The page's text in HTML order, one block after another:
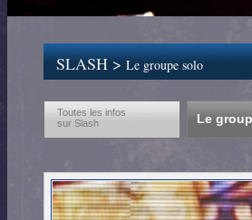
SLASH >Le groupe solo
Toutes les infos
sur Slash
Le